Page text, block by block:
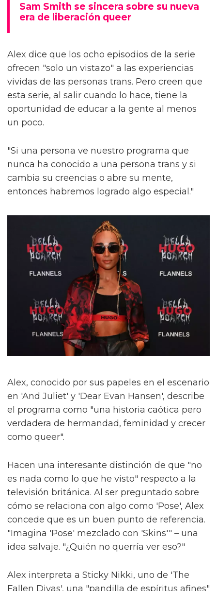
Sam Smith se sincera sobre su nueva
era de liberación queer
Alex dice que los ocho episodios de la serie
ofrecen "solo un vistazo" a las experiencias
vividas de las personas trans. Pero creen que
esta serie, al salir cuando lo hace, tiene la
oportunidad de educar a la gente al menos
un poco.
"Si una persona ve nuestro programa que
nunca ha conocido a una persona trans y si
cambia su creencias o abre su mente,
entonces habremos logrado algo especial."
Alex, conocido por sus papeles en el escenario
en 'And Juliet' y 'Dear Evan Hansen', describe
el programa como "una historia caótica pero
verdadera de hermandad, feminidad y crecer
como queer".
Hacen una interesante distinción de que "no
es nada como lo que he visto" respecto a la
televisión británica. Al ser preguntado sobre
cómo se relaciona con algo como 'Pose', Alex
concede que es un buen punto de referencia.
"Imagina 'Pose' mezclado con 'Skins'" – una
idea salvaje. "¿Quién no querría ver eso?"
Alex interpreta a Sticky Nikki, uno de 'The
Fallen Divas', una "pandilla de espíritus afines"